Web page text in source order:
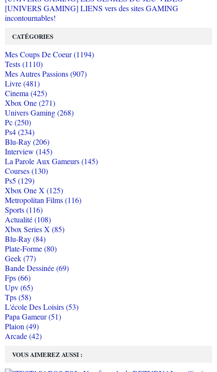
VOUS AIMEREZ AUSSI :
[UNIVERS GAMING] LIENS vers des sites GAMING
incontournables!
CATÉGORIES
Mes Coups De Coeur (1194)
Tests (1110)
Mes Autres Passions (907)
Livre (481)
Cinema (425)
Xbox One (271)
Univers Gaming (268)
Pc (250)
Ps4 (234)
Blu-Ray (206)
Interview (145)
La Parole Aux Gameurs (145)
Courses (130)
Ps5 (129)
Xbox One X (125)
Metropolitan Films (116)
Sports (116)
Actualité (108)
Xbox Series X (85)
Blu-Ray (84)
Plate-Forme (80)
Geek (77)
Bande Dessinée (69)
Fps (66)
Upv (65)
Tps (58)
L'école Des Loisirs (53)
Papa Gameur (51)
Plaion (49)
Arcade (42)